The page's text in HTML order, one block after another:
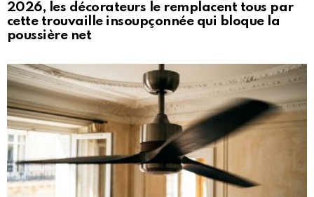
2026, les décorateurs le remplacent tous par
cette trouvaille insoupçonnée qui bloque la
poussière net